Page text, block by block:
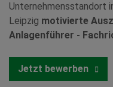
Unternehmensstandort
Leipzig motivierte
Anlagenführer -
Jetzt bewerben